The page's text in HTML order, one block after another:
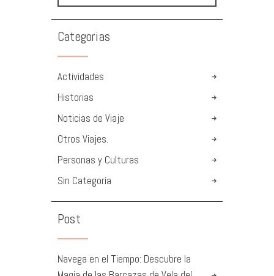
Categorias
Actividades
Historias
Noticias de Viaje
Otros Viajes.
Personas y Culturas
Sin Categoría
Post
Navega en el Tiempo: Descubre la